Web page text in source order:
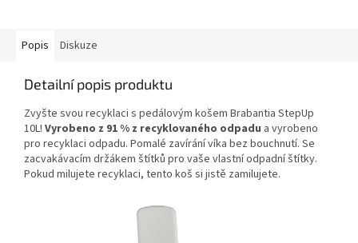
Popis Diskuze
Detailní popis produktu
Zvyšte svou recyklaci s pedálovým košem Brabantia StepUp
10L! Vyrobeno z 91 % z recyklovaného odpadu a vyrobeno
pro recyklaci odpadu. Pomalé zavírání víka bez bouchnutí. Se
zacvakávacím držákem štítků pro vaše vlastní odpadní štítky.
Pokud milujete recyklaci, tento koš si jistě zamilujete.